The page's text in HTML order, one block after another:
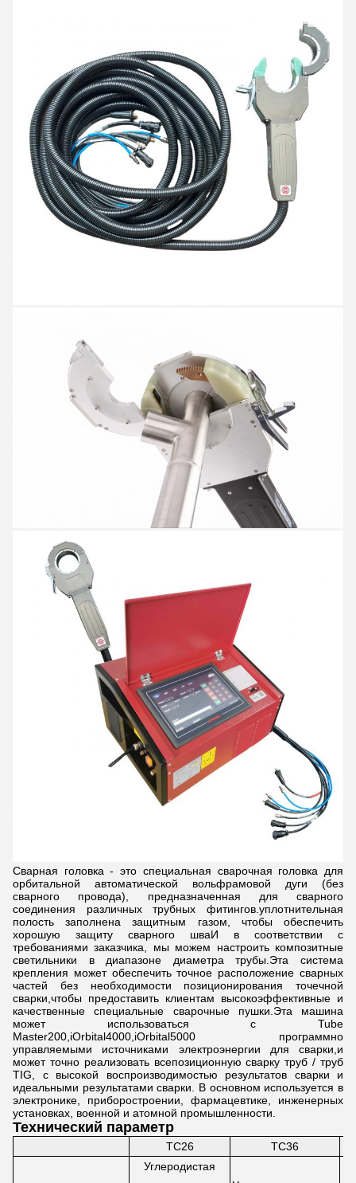
Сварная головка - это специальная сварочная головка для
орбитальной автоматической вольфрамовой дуги (без
сварного провода), предназначенная для сварного
соединения различных трубных фитингов.уплотнительная
полость заполнена защитным газом, чтобы обеспечить
хорошую защиту сварного шваИ в соответствии с
требованиями заказчика, мы можем настроить композитные
светильники в диапазоне диаметра трубы.Эта система
крепления может обеспечить точное расположение сварных
частей без необходимости позиционирования точечной
сварки,чтобы предоставить клиентам высокоэффективные и
качественные специальные сварочные пушки.Эта машина
может использоваться с Tube
Master200,iOrbital4000,iOrbital5000 программно
управляемыми источниками электроэнергии для сварки,и
может точно реализовать всепозиционную сварку труб / труб
TIG, с высокой воспроизводимостью результатов сварки и
идеальными результатами сварки. В основном используется в
электронике, приборостроении, фармацевтике, инженерных
установках, военной и атомной промышленности.
Технический параметр
TC26
TC36
Углеродистая